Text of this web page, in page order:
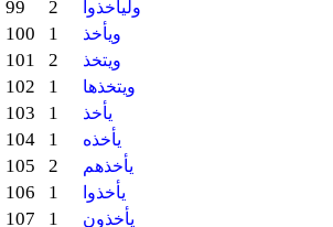
99 2 وليأخذوا
100 1 ويأخذ
101 2 ويتخذ
102 1 ويتخذها
103 1 يأخذ
104 1 يأخذه
105 2 يأخذهم
106 1 يأخذوا
107 1 يأخذون